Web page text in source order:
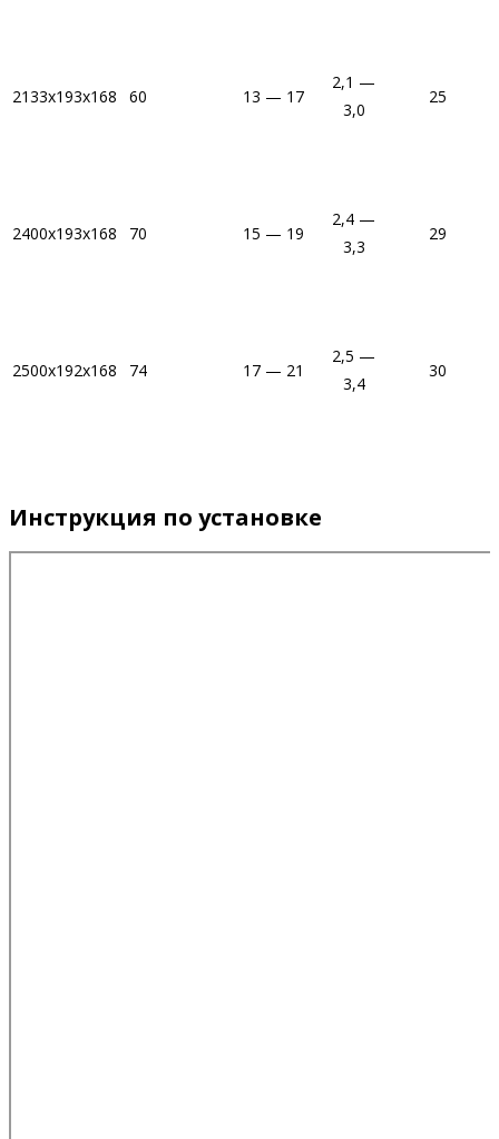
2133х193х168 60 13 — 17
2,1 —
3,0
25
2400x193x168 70 15 — 19
2,4 —
3,3
29
2500x192x168 74 17 — 21
2,5 —
3,4
30
Инструкция по установке